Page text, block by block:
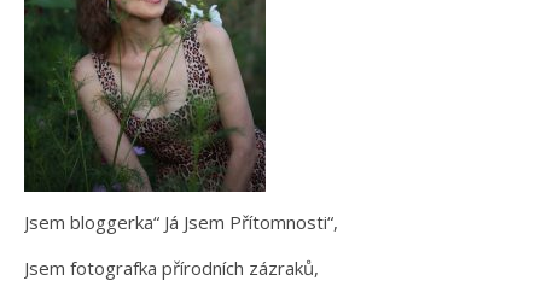
Jsem bloggerka“ Já Jsem Přítomnosti“,
Jsem fotografka přírodních zázraků,